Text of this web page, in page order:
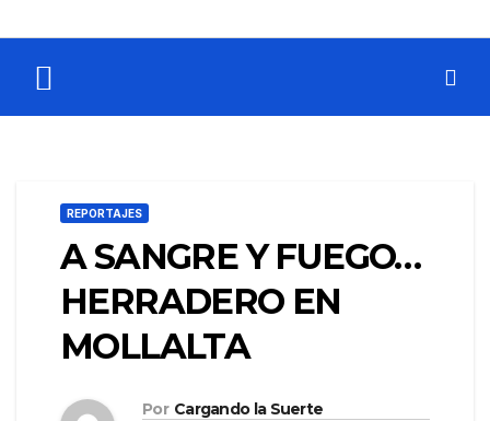
REPORTAJES
A SANGRE Y FUEGO…
HERRADERO EN
MOLLALTA
Por Cargando la Suerte